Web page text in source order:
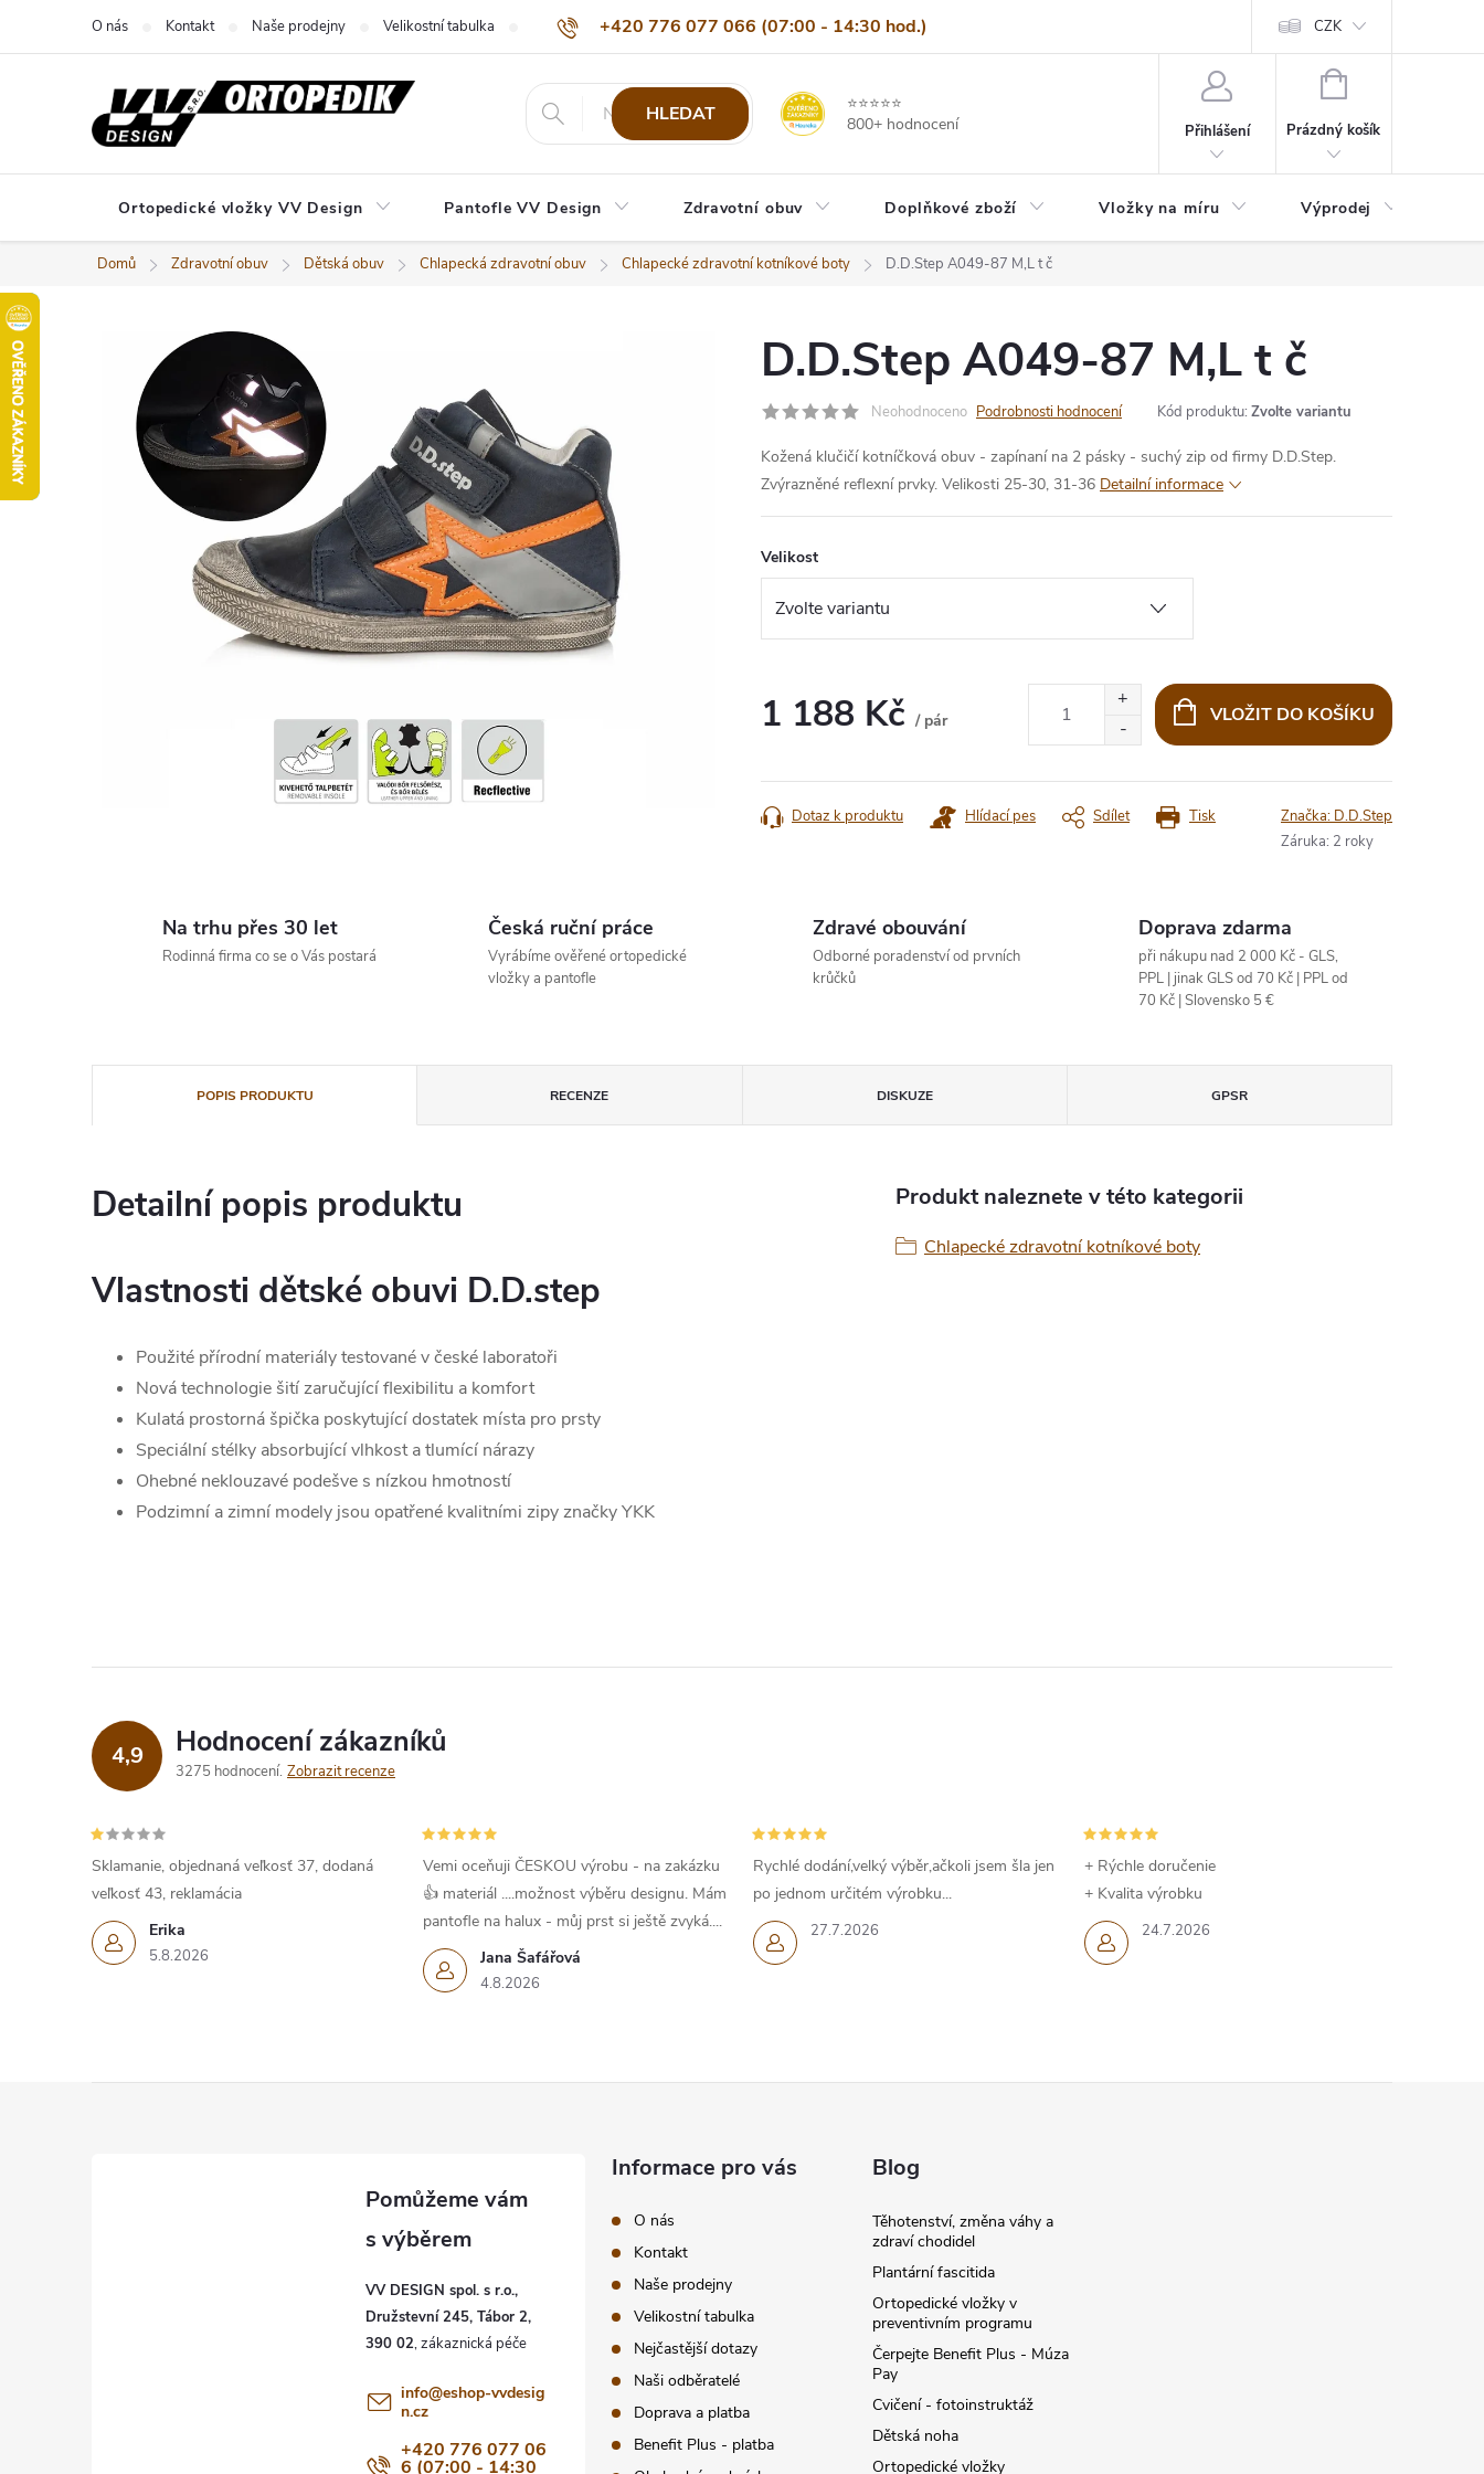
+420 776 077 066 (07:00 - 14:30 hod.)
info@eshop-vvdesign.cz
O nás Kontakt Naše prodejny Velikostní tabulka Nejčastější dotazy Naši odběratelé Doprava a platba Vrácení, výměna nebo
CZK
HLEDAT
⭐⭐⭐⭐⭐
800+ hodnocení
Přihlášení
NÁKUPNÍ
Prázdný košík
Ortopedické vložky VV Design Pantofle VV Design Zdravotní obuv Doplňkové zboží Vložky na míru Výprodej
Domů Zdravotní obuv Dětská obuv Chlapecká zdravotní obuv Chlapecké zdravotní kotníkové boty D.D.Step A049-87 M,L t č
D.D.Step A049-87 M,L t č
Neohodnoceno Podrobnosti hodnocení Kód produktu: Zvolte variantu
Kožená klučičí kotníčková obuv - zapínaní na 2 pásky - suchý zip od firmy D.D.Step.
Zvýrazněné reflexní prvky. Velikosti 25-30, 31-36 Detailní informace
Velikost
1 188 Kč / pár
VLOŽIT DO KOŠÍKU
Tisk
Dotaz k produktu Hlídací pes Sdílet Značka: D.D.Step
Záruka: 2 roky
Na trhu přes 30 let
Rodinná firma co se o Vás postará
Česká ruční práce
Vyrábíme ověřené ortopedické
vložky a pantofle
Zdravé obouvání
Odborné poradenství od prvních
krůčků
Doprava zdarma
při nákupu nad 2 000 Kč - GLS,
PPL | jinak GLS od 70 Kč | PPL od
70 Kč | Slovensko 5 €
POPIS PRODUKTU RECENZE DISKUZE GPSR
Detailní popis produktu
Vlastnosti dětské obuvi D.D.step
Použité přírodní materiály testované v české laboratoři
Nová technologie šití zaručující flexibilitu a komfort
Kulatá prostorná špička poskytující dostatek místa pro prsty
Speciální stélky absorbující vlhkost a tlumící nárazy
Ohebné neklouzavé podešve s nízkou hmotností
Podzimní a zimní modely jsou opatřené kvalitními zipy značky YKK
Produkt naleznete v této kategorii
Chlapecké zdravotní kotníkové boty
4,9 Hodnocení zákazníků
3275 hodnocení Zobrazit recenze
Erika
5.8.2026
Sklamanie, objednaná veľkosť 37, dodaná
veľkosť 43, reklamácia
Jana Šafářová
4.8.2026
Vemi oceňuji ČESKOU výrobu - na zakázku
👍 materiál ....možnost výběru designu. Mám
pantofle na halux - můj prst si ještě zvyká....
27.7.2026
Rychlé dodání,velký výběr,ačkoli jsem šla jen
po jednom určitém výrobku...
24.7.2026
+ Rýchle doručenie
+ Kvalita výrobku
VV DESIGN spol. s r.o.,
Družstevní 245, Tábor 2,
390 02
info@eshop-vvdesig
n.cz
+420 776 077 06
6 (07:00 - 14:30
Informace pro vás
O nás
Kontakt
Naše prodejny
Velikostní tabulka
Nejčastější dotazy
Naši odběratelé
Doprava a platba
Benefit Plus - platba
Blog
Těhotenství, změna váhy a
zdraví chodidel
Plantární fascitida
Ortopedické vložky v
preventivním programu
Čerpejte Benefit Plus - Múza
Pay
Cvičení - fotoinstruktáž
Dětská noha
Ortopedické vložky